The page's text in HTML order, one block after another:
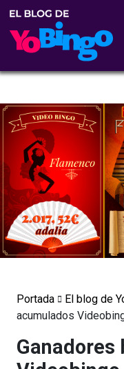
Portada El blog de
acumulados
Ganadores